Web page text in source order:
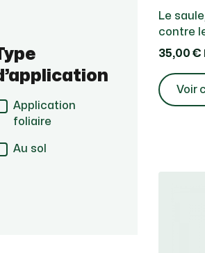
Le
contre
35,00 €
Voir
Application
foliaire
Au sol